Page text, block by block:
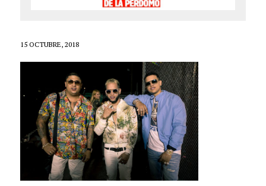
15 OCTUBRE, 2018